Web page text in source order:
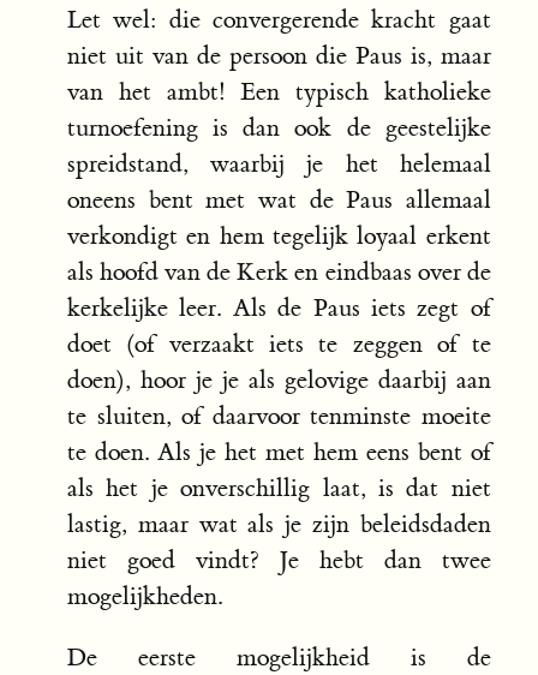
Let wel: die convergerende kracht gaat
niet uit van de persoon die Paus is, maar
van het ambt! Een typisch katholieke
turnoefening is dan ook de geestelijke
spreidstand, waarbij je het helemaal
oneens bent met wat de Paus allemaal
verkondigt en hem tegelijk loyaal erkent
als hoofd van de Kerk en eindbaas over de
kerkelijke leer. Als de Paus iets zegt of
doet (of verzaakt iets te zeggen of te
doen), hoor je je als gelovige daarbij aan
te sluiten, of daarvoor tenminste moeite
te doen. Als je het met hem eens bent of
als het je onverschillig laat, is dat niet
lastig, maar wat als je zijn beleidsdaden
niet goed vindt? Je hebt dan twee
mogelijkheden.
De eerste mogelijkheid is de